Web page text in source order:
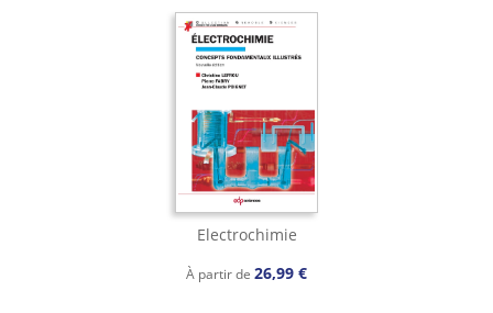
Electrochimie
À partir de 26,99 €